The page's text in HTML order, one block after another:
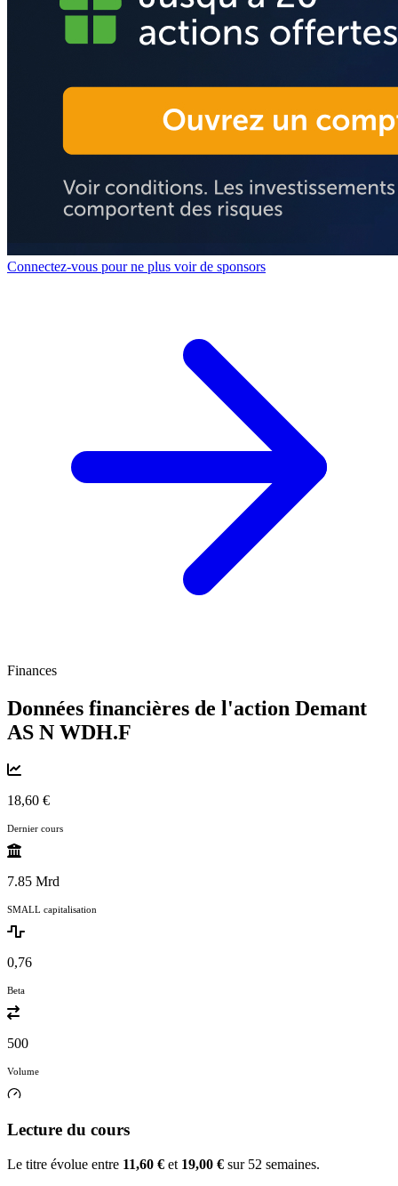
Connectez-vous pour ne plus voir de sponsors
Finances
Données financières de l'action Demant
AS N WDH.F
18,60 €
Dernier cours
7.85 Mrd
SMALL capitalisation
0,76
Beta
500
Volume
Lecture du cours
Le titre évolue entre 11,60 € et 19,00 € sur 52 semaines.